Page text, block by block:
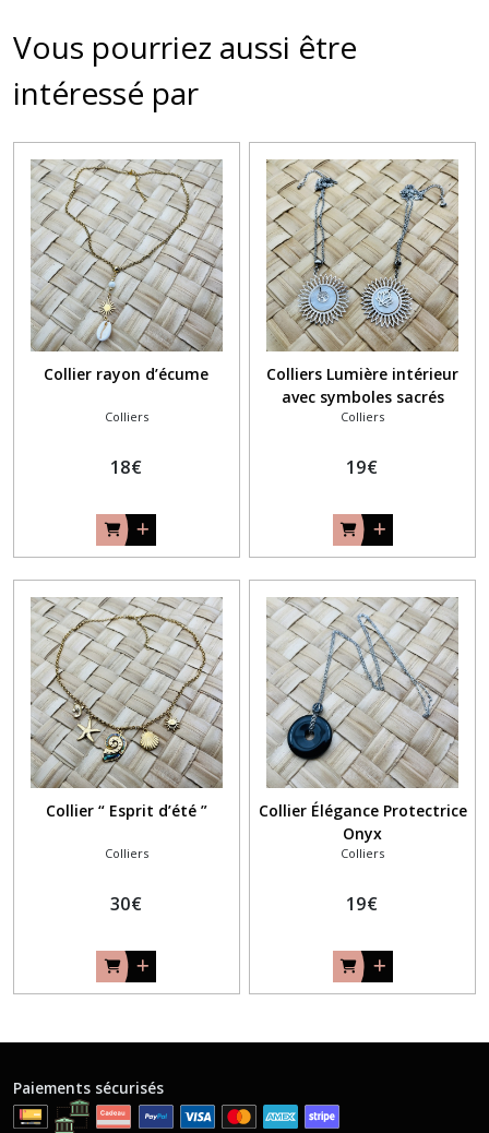
Vous pourriez aussi être
intéressé par
Collier rayon d’écume
Colliers
18€
Colliers Lumière intérieur
avec symboles sacrés
Colliers
19€
Collier “ Esprit d’été ”
Colliers
30€
Collier Élégance Protectrice
Onyx
Colliers
19€
Paiements sécurisés